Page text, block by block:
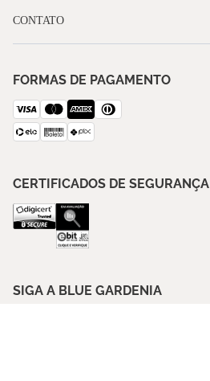
CONTATO
FORMAS DE PAGAMENTO
CERTIFICADOS DE SEGURANÇA
SIGA A BLUE GARDENIA